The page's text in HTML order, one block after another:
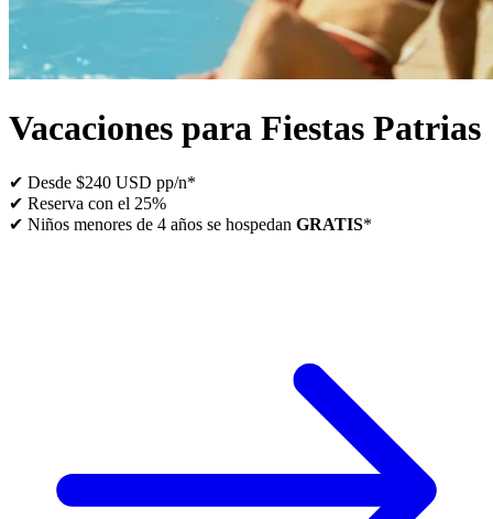
Vacaciones para Fiestas Patrias
✔ Desde $240 USD pp/n*
✔ Reserva con el 25%
✔ Niños menores de 4 años se hospedan GRATIS*